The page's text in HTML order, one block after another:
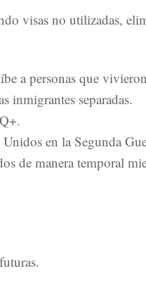
visas no utilizadas,
a personas que
inmigrantes separadas.
en la Segunda
de manera temporal